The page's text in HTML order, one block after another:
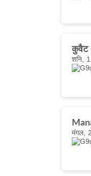
कुवैट
शनि,
मंगल,